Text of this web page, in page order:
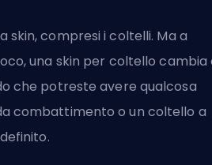
skin, compresi i coltelli. Ma a
una skin per coltello cambia
che potreste avere qualcosa
combattimento o un coltello a